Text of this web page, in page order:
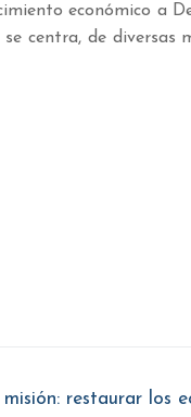
económico a
centra, de diversas
restaurar los